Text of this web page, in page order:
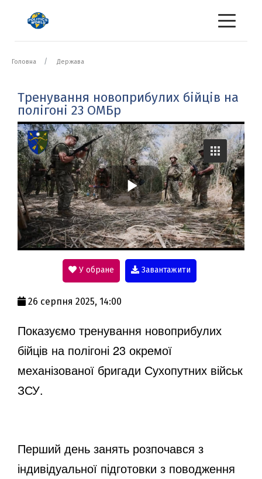
Головна Держава
Тренування новоприбулих бійців на
полігоні 23 ОМБр
P
l
a
y
V
d
У обране Завантажити
26 серпня 2025, 14:00
Показуємо тренування новоприбулих
бійців на полігоні 23 окремої
механізованої бригади Сухопутних військ
ЗСУ.
Перший день занять розпочався з
індивідуальної підготовки з поводження